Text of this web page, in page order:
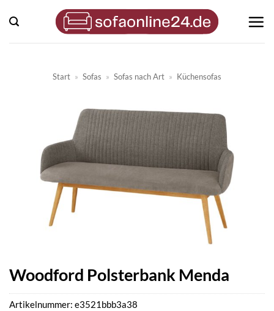
Inhalt
springen
Start » Sofas » Sofas nach Art » Küchensofas
Woodford Polsterbank Menda
Artikelnummer: e3521bbb3a38